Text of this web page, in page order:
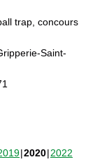
trap, concours
Saint-
2020 2022